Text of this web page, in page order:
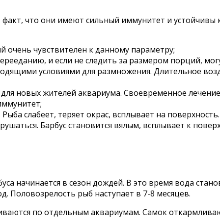
что они имеют сильный иммунитет и
очень чувствителен к данному параметру;
и если не следить за размером порций,
условиями для размножения. Длительное
новых жителей аквариума. Своевременное
слабеет, теряет окрас, всплывает на
Барбус становится вялым, всплывает к
начинается в сезон дождей. В это время вода
Половозрелость рыб наступает в 7-8 месяцев.
по отдельным аквариумам. Самок